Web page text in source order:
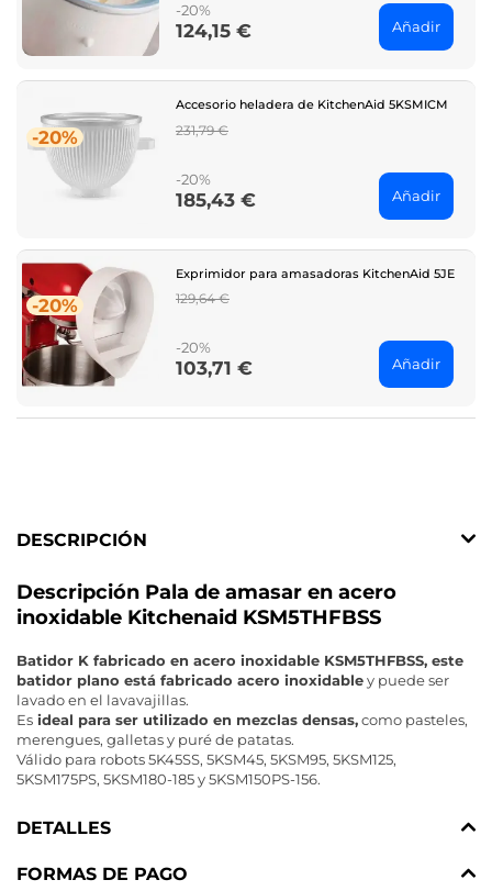
-20%
Price
124,15 € Añadir
-20%
Accesorio heladera de KitchenAid 5KSMICM
Regular
231,79 €
-20%
Price
185,43 € Añadir
-20%
Exprimidor para amasadoras KitchenAid 5JE
Regular
129,64 €
-20%
Price
103,71 € Añadir
DESCRIPCIÓN
Descripción Pala de amasar en acero
inoxidable Kitchenaid KSM5THFBSS
Batidor K fabricado en acero inoxidable KSM5THFBSS, este
batidor plano está fabricado acero inoxidabley puede ser
lavado en el lavavajillas.
Es ideal para ser utilizado en mezclas densas,como pasteles,
merengues, galletas y puré de patatas.
Válido para robots 5K45SS, 5KSM45, 5KSM95, 5KSM125,
5KSM175PS, 5KSM180-185 y 5KSM150PS-156.
DETALLES
FORMAS DE PAGO